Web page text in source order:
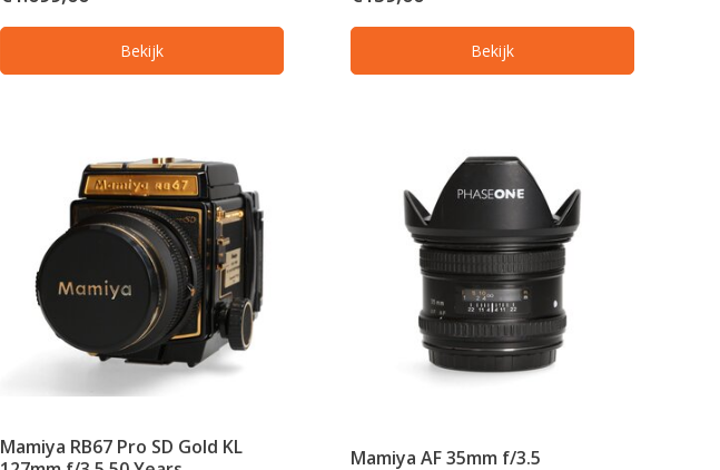
Bekijk Bekijk
Mamiya RB67 Pro SD Gold KL
Mamiya AF 35mm f/3.5